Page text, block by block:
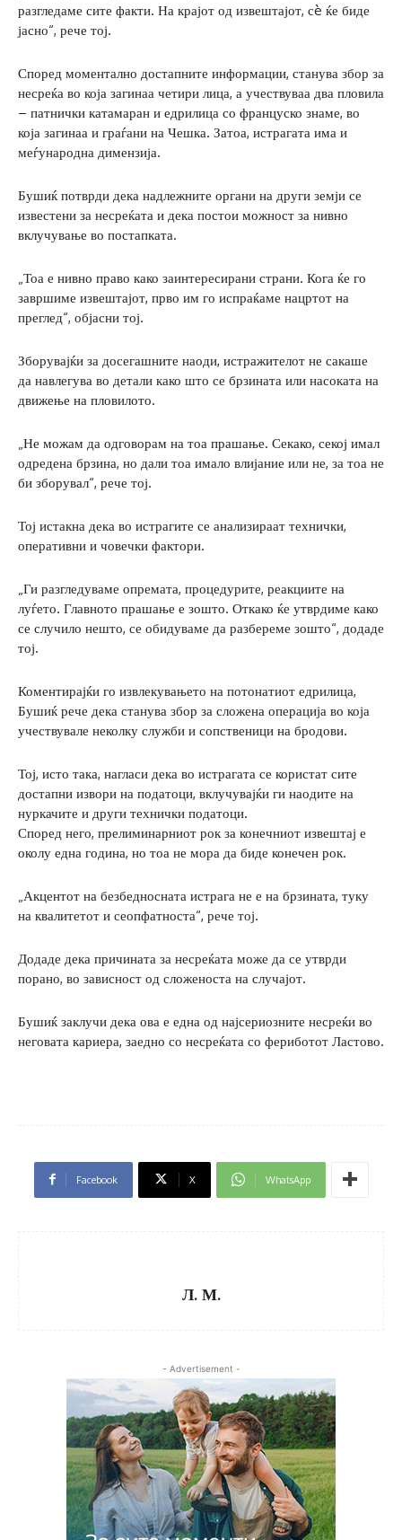
разгледаме сите факти. На крајот од извештајот, сè ќе биде
јасно“, рече тој.
Според моментално достапните информации, станува збор за
несреќа во која загинаа четири лица, а учествуваа два пловила
– патнички катамаран и едрилица со француско знаме, во
која загинаа и граѓани на Чешка. Затоа, истрагата има и
меѓународна димензија.
Бушиќ потврди дека надлежните органи на други земји се
известени за несреќата и дека постои можност за нивно
вклучување во постапката.
„Тоа е нивно право како заинтересирани страни. Кога ќе го
завршиме извештајот, прво им го испраќаме нацртот на
преглед“, објасни тој.
Зборувајќи за досегашните наоди, истражителот не сакаше
да навлегува во детали како што се брзината или насоката на
движење на пловилото.
„Не можам да одговорам на тоа прашање. Секако, секој имал
одредена брзина, но дали тоа имало влијание или не, за тоа не
би зборувал“, рече тој.
Тој истакна дека во истрагите се анализираат технички,
оперативни и човечки фактори.
„Ги разгледуваме опремата, процедурите, реакциите на
луѓето. Главното прашање е зошто. Откако ќе утврдиме како
се случило нешто, се обидуваме да разбереме зошто“, додаде
тој.
Коментирајќи го извлекувањето на потонатиот едрилица,
Бушиќ рече дека станува збор за сложена операција во која
учествувале неколку служби и сопственици на бродови.
Тој, исто така, нагласи дека во истрагата се користат сите
достапни извори на податоци, вклучувајќи ги наодите на
нуркачите и други технички податоци.
Според него, прелиминарниот рок за конечниот извештај е
околу една година, но тоа не мора да биде конечен рок.
„Акцентот на безбедносната истрага не е на брзината, туку
на квалитетот и сеопфатноста“, рече тој.
Додаде дека причината за несреќата може да се утврди
порано, во зависност од сложеноста на случајот.
Бушиќ заклучи дека ова е една од најсериозните несреќи во
неговата кариера, заедно со несреќата со фериботот Ластово.
Facebook X WhatsApp
Л. М.
- Advertisement -